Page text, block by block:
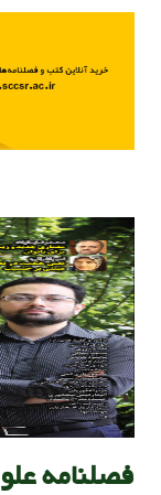
فصلنامه